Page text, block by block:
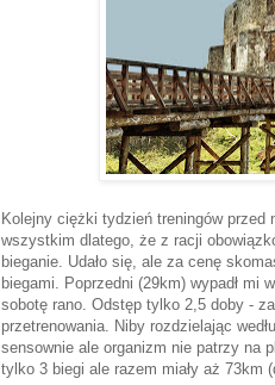
Kolejny ciężki tydzień treningów przed
wszystkim dlatego, że z racji
bieganie. Udało się, ale za cenę
biegami. Poprzedni (29km) wypadł mi
sobotę rano. Odstęp tylko 2,5 doby -
przetrenowania. Niby rozdzielając
sensownie ale organizm nie patrzy na
tylko 3 biegi ale razem miały aż 73km